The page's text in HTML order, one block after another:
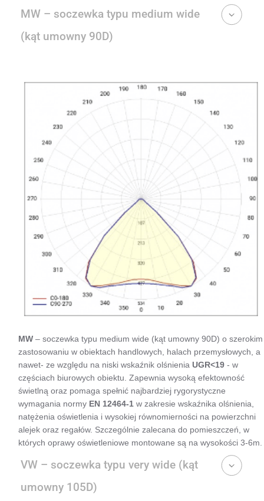
MW – soczewka typu medium wide
(kąt umowny 90D)
MW – soczewka typu medium wide (kąt umowny 90D) o szerokim
zastosowaniu w obiektach handlowych, halach przemysłowych, a
nawet- ze względu na niski wskaźnik olśnienia UGR<19 - w
częściach biurowych obiektu. Zapewnia wysoką efektowność
świetlną oraz pomaga spełnić najbardziej rygorystyczne
wymagania normy EN 12464-1 w zakresie wskaźnika olśnienia,
natężenia oświetlenia i wysokiej równomierności na powierzchni
alejek oraz regałów. Szczególnie zalecana do pomieszczeń, w
których oprawy oświetleniowe montowane są na wysokości 3-6m.
VW – soczewka typu very wide (kąt
umowny 105D)